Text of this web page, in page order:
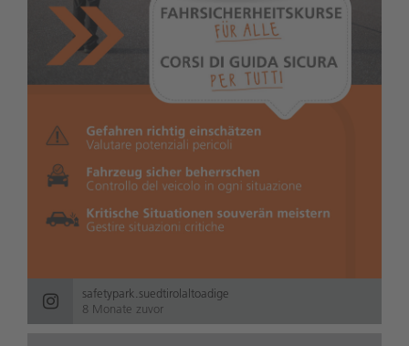
safetypark.suedtirolaltoadige
8 Monate zuvor